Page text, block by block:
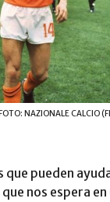
NAZIONALE CALCIO
que pueden
nos espera en